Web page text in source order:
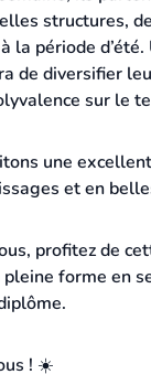
structures,
la période
de diversifier
sur le
une
et en
profitez de
pleine forme en
! ☀️